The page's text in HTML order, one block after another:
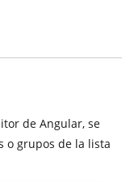
de Angular, se
o grupos de la lista